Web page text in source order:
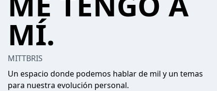
MÍ.
MITTBRIS
Un espacio donde podemos hablar de mil y un temas
para nuestra evolución personal.